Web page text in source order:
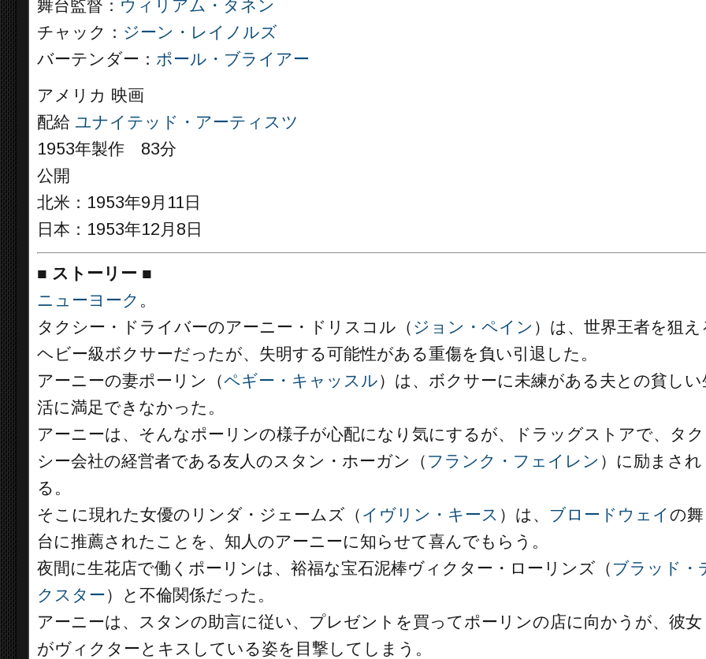
舞台監督： ウィリアム・タネン
チャック： ジーン・レイノルズ
バーテンダー： ポール・ブライアー
アメリカ 映画
配給 ユナイテッド・アーティスツ
1953年製作 83分
公開
北米：1953年9月11日
日本：1953年12月8日
■ ストーリー ■
ニューヨーク 。
タクシー・ドライバーのアーニー・ドリスコル（ ジョン・ペイン ）は、世界王者を狙え
ヘビー級ボクサーだったが、失明する可能性がある重傷を負い引退した。
アーニーの妻ポーリン（ペギー・キャッスル）は、ボクサーに未練がある夫との貧しい
活に満足できなかった。
アーニーは、そんなポーリンの様子が心配になり気にするが、ドラッグストアで、タク
シー会社の経営者である友人のスタン・ホーガン（ フランク・フェイレン ）に励まされ
る。
そこに現れた女優のリンダ・ジェームズ（ イヴリン・キース ）は、 ブロードウェイの舞
台に推薦されたことを、知人のアーニーに知らせて喜んでもらう。
夜間に生花店で働くポーリンは、裕福な宝石泥棒ヴィクター・ローリンズ（ ブラッド・
クスター）と不倫関係だった。
アーニーは、スタンの助言に従い、プレゼントを買ってポーリンの店に向かうが、彼女
がヴィクターとキスしている姿を目撃してしまう。